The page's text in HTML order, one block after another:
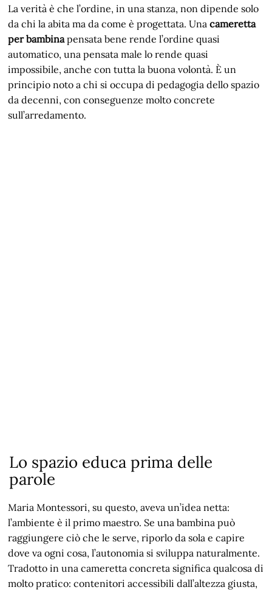
La verità è che l’ordine, in una stanza, non dipende solo
da chi la abita ma da come è progettata. Unacameretta
per bambinapensata bene rende l’ordine quasi
automatico, una pensata male lo rende quasi
impossibile, anche con tutta la buona volontà. È un
principio noto a chi si occupa di pedagogia dello spazio
da decenni, con conseguenze molto concrete
sull’arredamento.
Lo spazio educa prima delle
parole
Maria Montessori, su questo, aveva un’idea netta:
l’ambiente è il primo maestro. Se una bambina può
raggiungere ciò che le serve, riporlo da sola e capire
dove va ogni cosa, l’autonomia si sviluppa naturalmente.
Tradotto in una cameretta concreta significa qualcosa di
molto pratico: contenitori accessibili dall’altezza giusta,